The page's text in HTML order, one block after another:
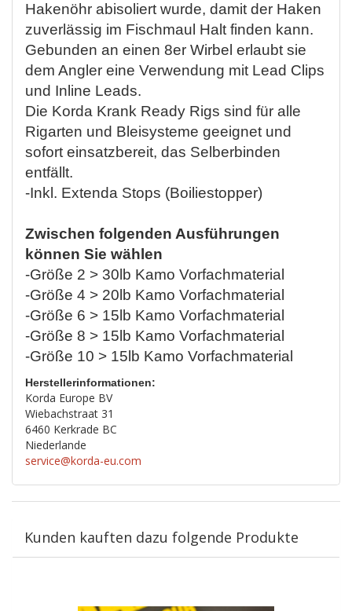
Hakenöhr abisoliert wurde, damit der Haken
zuverlässig im Fischmaul Halt finden kann.
Gebunden an einen 8er Wirbel erlaubt sie
dem Angler eine Verwendung mit Lead Clips
und Inline Leads.
Die Korda Krank Ready Rigs sind für alle
Rigarten und Bleisysteme geeignet und
sofort einsatzbereit, das Selberbinden
entfällt.
-Inkl. Extenda Stops (Boiliestopper)
Zwischen folgenden Ausführungen
können Sie wählen
-Größe 2 > 30lb Kamo Vorfachmaterial
-Größe 4 > 20lb Kamo Vorfachmaterial
-Größe 6 > 15lb Kamo Vorfachmaterial
-Größe 8 > 15lb Kamo Vorfachmaterial
-Größe 10 > 15lb Kamo Vorfachmaterial
Herstellerinformationen:
Korda Europe BV
Wiebachstraat 31
6460 Kerkrade BC
Niederlande
service@korda-eu.com
Kunden kauften dazu folgende Produkte